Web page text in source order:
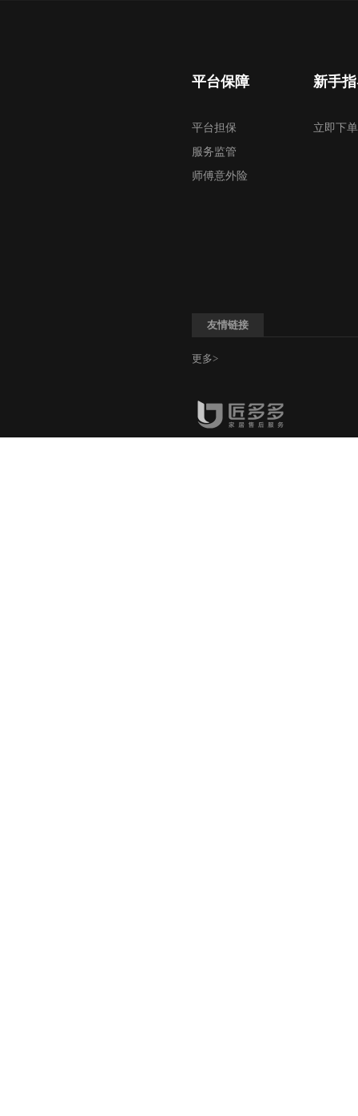
平台保障
平台担保
服务监管
师傅意外险
新手
立即下单
友情链接
更多>